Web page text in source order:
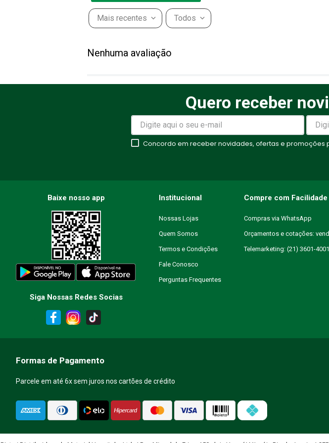
Avalie o produto de 1 a 5 estrelas
★★
Seu nome
Endereço de email
Escreva uma avaliação
Mais recentes Todos
Nenhuma avaliação
Quero receber
Concordo em receber novidades, ofertas e promoções
Baixe nosso app
Siga Nossas Redes Socias
Institucional
Nossas Lojas
Quem Somos
Termos e Condições
Fale Conosco
Perguntas Frequentes
Compre com Facilidade
Compras via WhatsApp
Orçamentos e cotações:
Telemarketing: (21) 3601-4001
Formas de Pagamento
Parcele em até 6x sem juros nos cartões de crédito